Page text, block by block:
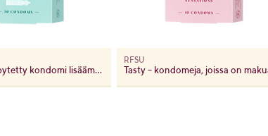
Sensual – nypytetty kondomi lisäämään nautintoa
RFSU